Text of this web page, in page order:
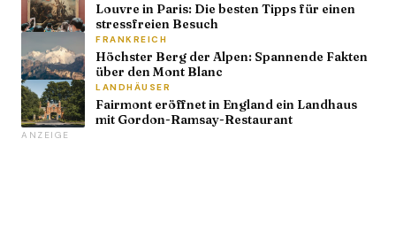
Louvre in Paris: Die besten Tipps für einen
stressfreien Besuch
FRANKREICH
Höchster Berg der Alpen: Spannende Fakten
über den Mont Blanc
LANDHÄUSER
Fairmont eröffnet in England ein Landhaus
mit Gordon-Ramsay-Restaurant
ANZEIGE